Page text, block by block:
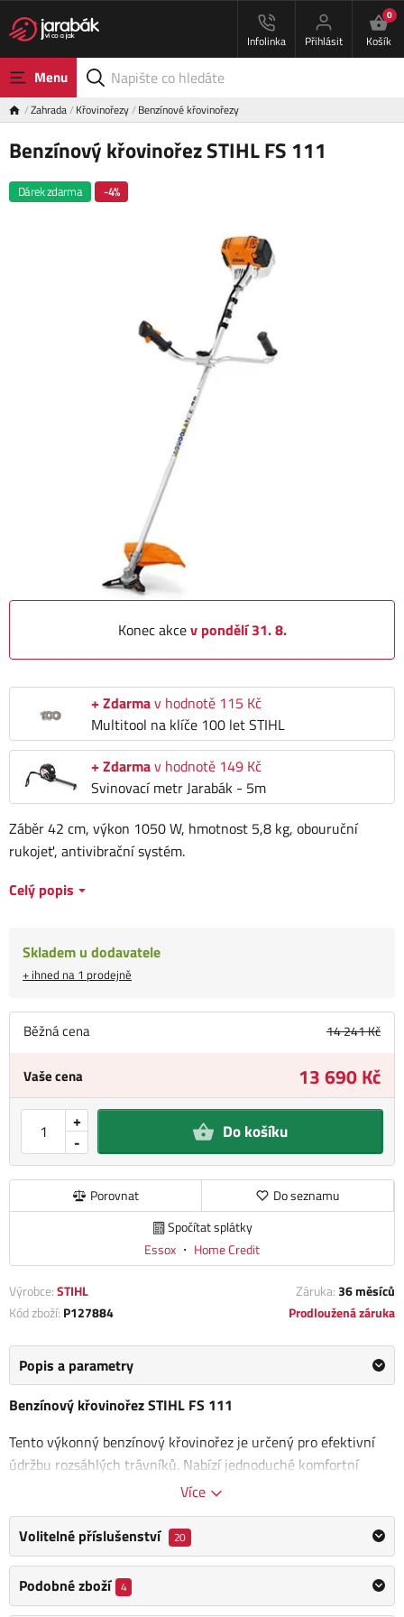
Infolinka Přihlásit
0
Košík
Menu
Zahrada Křovinořezy Benzínové křovinořezy
Benzínový křovinořez STIHL FS 111
Dárek zdarma -4%
Konec akcev pondělí 31. 8.
+ Zdarmav hodnotě 115 Kč
Multitool na klíče 100 let STIHL
+ Zdarmav hodnotě 149 Kč
Svinovací metr Jarabák - 5m
Běžná cena 14 241 Kč
Vaše cena 13 690 Kč
-
+ Do košíku
Porovnat
Do seznamu
Spočítat splátky
Essox ・ Home Credit
Záběr 42 cm, výkon 1050 W, hmotnost 5,8 kg, obouruční
rukojeť, antivibrační systém.
Celý popis
Skladem u dodavatele
+ ihned na 1 prodejně
Výrobce:STIHL Záruka:36 měsíců
Kód zboží: P127884 Prodloužená záruka
Popis a parametry
Benzínový křovinořez STIHL FS 111
Tento výkonný benzínový křovinořez je určený pro efektivní
údržbu rozsáhlých trávníků. Nabízí jednoduché komfortní
startování, ergonomickou rukojeť, ovládací rukojeť s funkčním
pro delší provozní dobu. Dále je vybaven pevným hnacím
hřídelem a dvouramenným nosným popruhem.
Ideální pro středně velké plochy,
Více
Volitelné příslušenství 20
Podobné zboží 4